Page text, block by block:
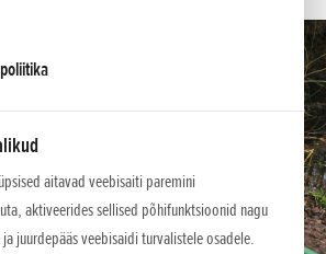
opens in a new tab
aitavad veebisaiti paremini
aktiveerides sellised põhifunktsioonid nagu
juurdepääs veebisaidi turvalistele osadele.